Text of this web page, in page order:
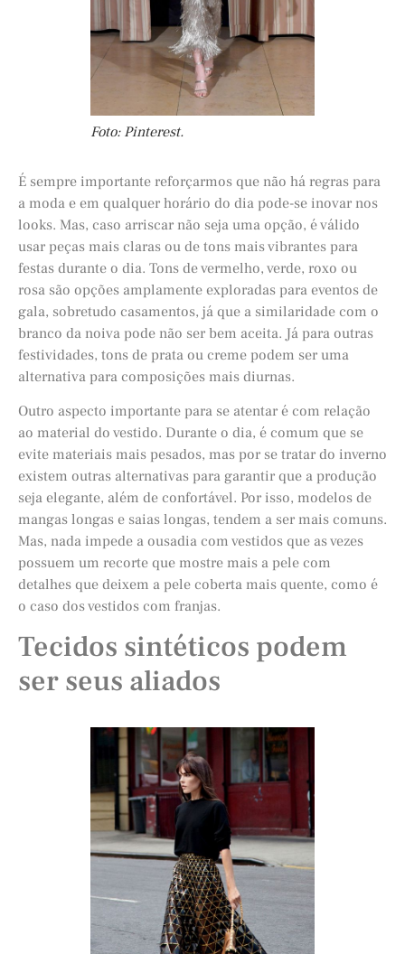
Foto: Pinterest.
É sempre importante reforçarmos que não há regras para
a moda e em qualquer horário do dia pode-se inovar nos
looks. Mas, caso arriscar não seja uma opção, é válido
usar peças mais claras ou de tons mais vibrantes para
festas durante o dia. Tons de vermelho, verde, roxo ou
rosa são opções amplamente exploradas para eventos de
gala, sobretudo casamentos, já que a similaridade com o
branco da noiva pode não ser bem aceita. Já para outras
festividades, tons de prata ou creme podem ser uma
alternativa para composições mais diurnas.
Outro aspecto importante para se atentar é com relação
ao material do vestido. Durante o dia, é comum que se
evite materiais mais pesados, mas por se tratar do inverno
existem outras alternativas para garantir que a produção
seja elegante, além de confortável. Por isso, modelos de
mangas longas e saias longas, tendem a ser mais comuns.
Mas, nada impede a ousadia com vestidos que as vezes
possuem um recorte que mostre mais a pele com
detalhes que deixem a pele coberta mais quente, como é
o caso dos vestidos com franjas.
Tecidos sintéticos podem
ser seus aliados